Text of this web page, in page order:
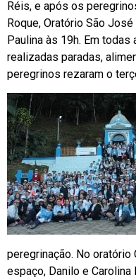
Réis, e após os
Roque, Oratório São
Paulina às 19h. Em
realizadas paradas,
peregrinos rezaram o
peregrinação. No
espaço, Danilo e